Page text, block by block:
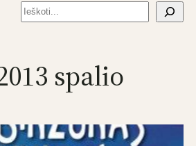
Paieška
spalio